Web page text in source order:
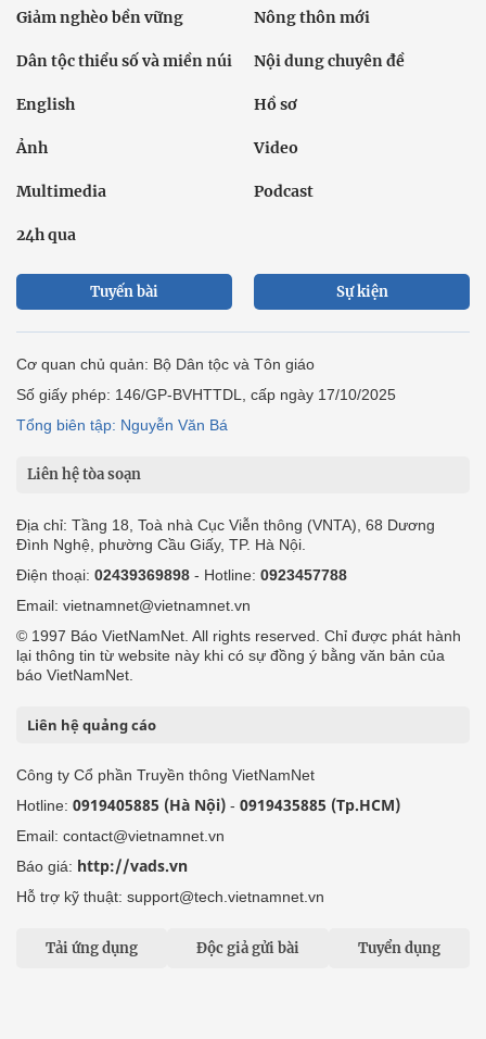
Giảm nghèo bền vững Nông thôn mới
Dân tộc thiểu số và miền núi Nội dung chuyên đề
English Hồ sơ
Ảnh Video
Multimedia Podcast
24h qua
Tuyến bài Sự kiện
Cơ quan chủ quản: Bộ Dân tộc và Tôn giáo
Số giấy phép: 146/GP-BVHTTDL, cấp ngày 17/10/2025
Tổng biên tập: Nguyễn Văn Bá
Liên hệ tòa soạn
Địa chỉ: Tầng 18, Toà nhà Cục Viễn thông (VNTA), 68 Dương
Đình Nghệ, phường Cầu Giấy, TP. Hà Nội.
Điện thoại: 02439369898 - Hotline: 0923457788
Email: vietnamnet@vietnamnet.vn
© 1997 Báo VietNamNet. All rights reserved. Chỉ được phát hành
lại thông tin từ website này khi có sự đồng ý bằng văn bản của
báo VietNamNet.
Liên hệ quảng cáo
Công ty Cổ phần Truyền thông VietNamNet
Hotline: 0919405885 (Hà Nội) - 0919435885 (Tp.HCM)
Email: contact@vietnamnet.vn
Báo giá: http://vads.vn
Hỗ trợ kỹ thuật: support@tech.vietnamnet.vn
Tải ứng dụng Độc giả gửi bài Tuyển dụng